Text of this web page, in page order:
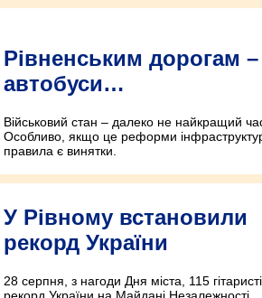
Рівненським дорогам –
автобуси…
Військовий стан – далеко не найкращий
Особливо, якщо це реформи
правила є винятки.
У Рівному встановили
рекорд України
28 серпня, з нагоди Дня міста, 115